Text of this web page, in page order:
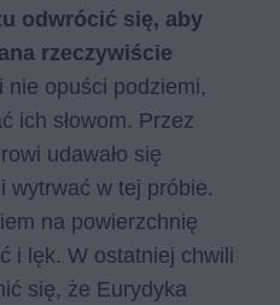
odwrócić się, aby
rzeczywiście
nie opuści podziemi,
ich słowom. Przez
udawało się
wytrwać w tej próbie.
na powierzchnię
i lęk. W ostatniej chwili
się, że Eurydyka